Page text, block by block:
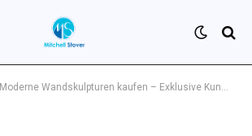
Moderne Wandskulpturen kaufen – Exklusive Kunstwerke für stilvolle Wandgestaltung